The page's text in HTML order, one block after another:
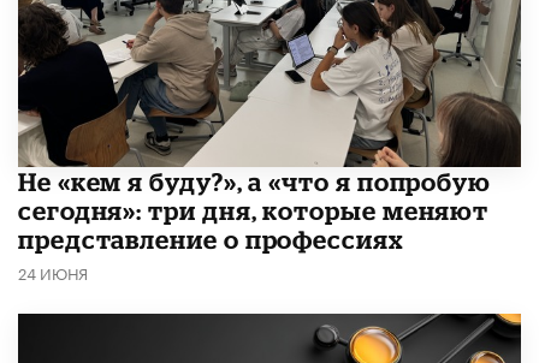
Не «кем я буду?», а «что я попробую
сегодня»: три дня, которые меняют
представление о профессиях
24 ИЮНЯ